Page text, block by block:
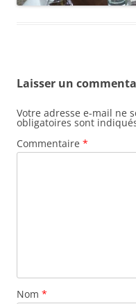
Laisser un
Votre adresse e-mail ne
obligatoires sont
Commentaire *
Nom *